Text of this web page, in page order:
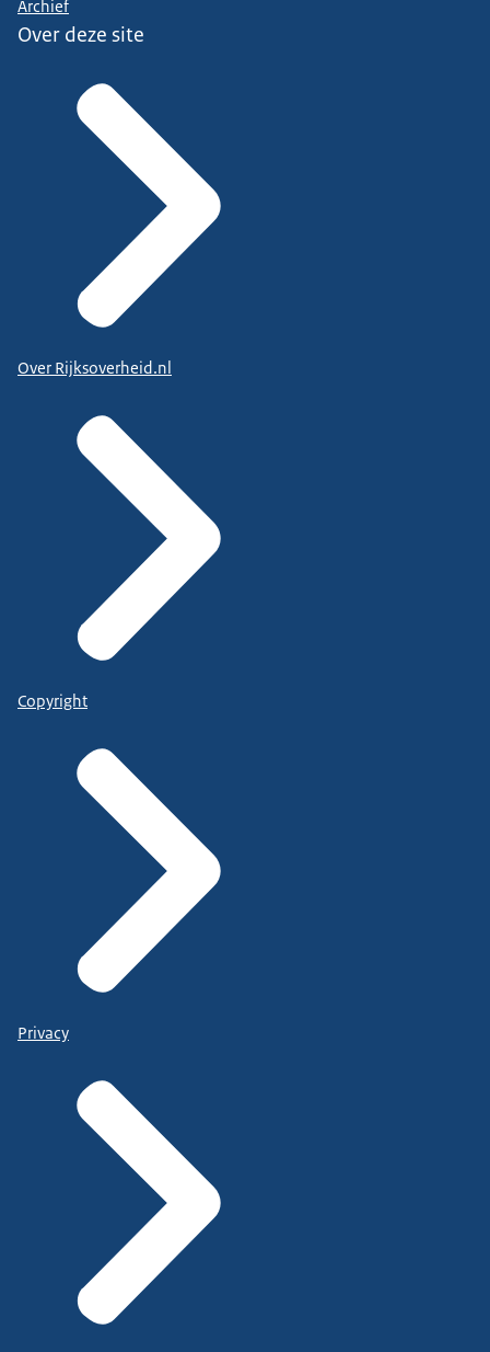
Archief
Over deze site
Over Rijksoverheid.nl
Copyright
Privacy